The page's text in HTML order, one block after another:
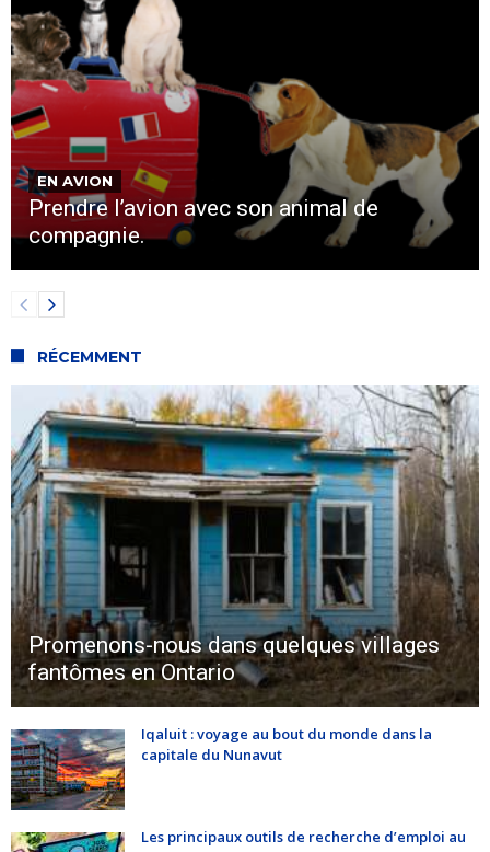
EN AVION
Prendre l’avion avec son animal de
compagnie.
RÉCEMMENT
Promenons-nous dans quelques villages
fantômes en Ontario
Iqaluit : voyage au bout du monde dans la
capitale du Nunavut
Les principaux outils de recherche d’emploi au